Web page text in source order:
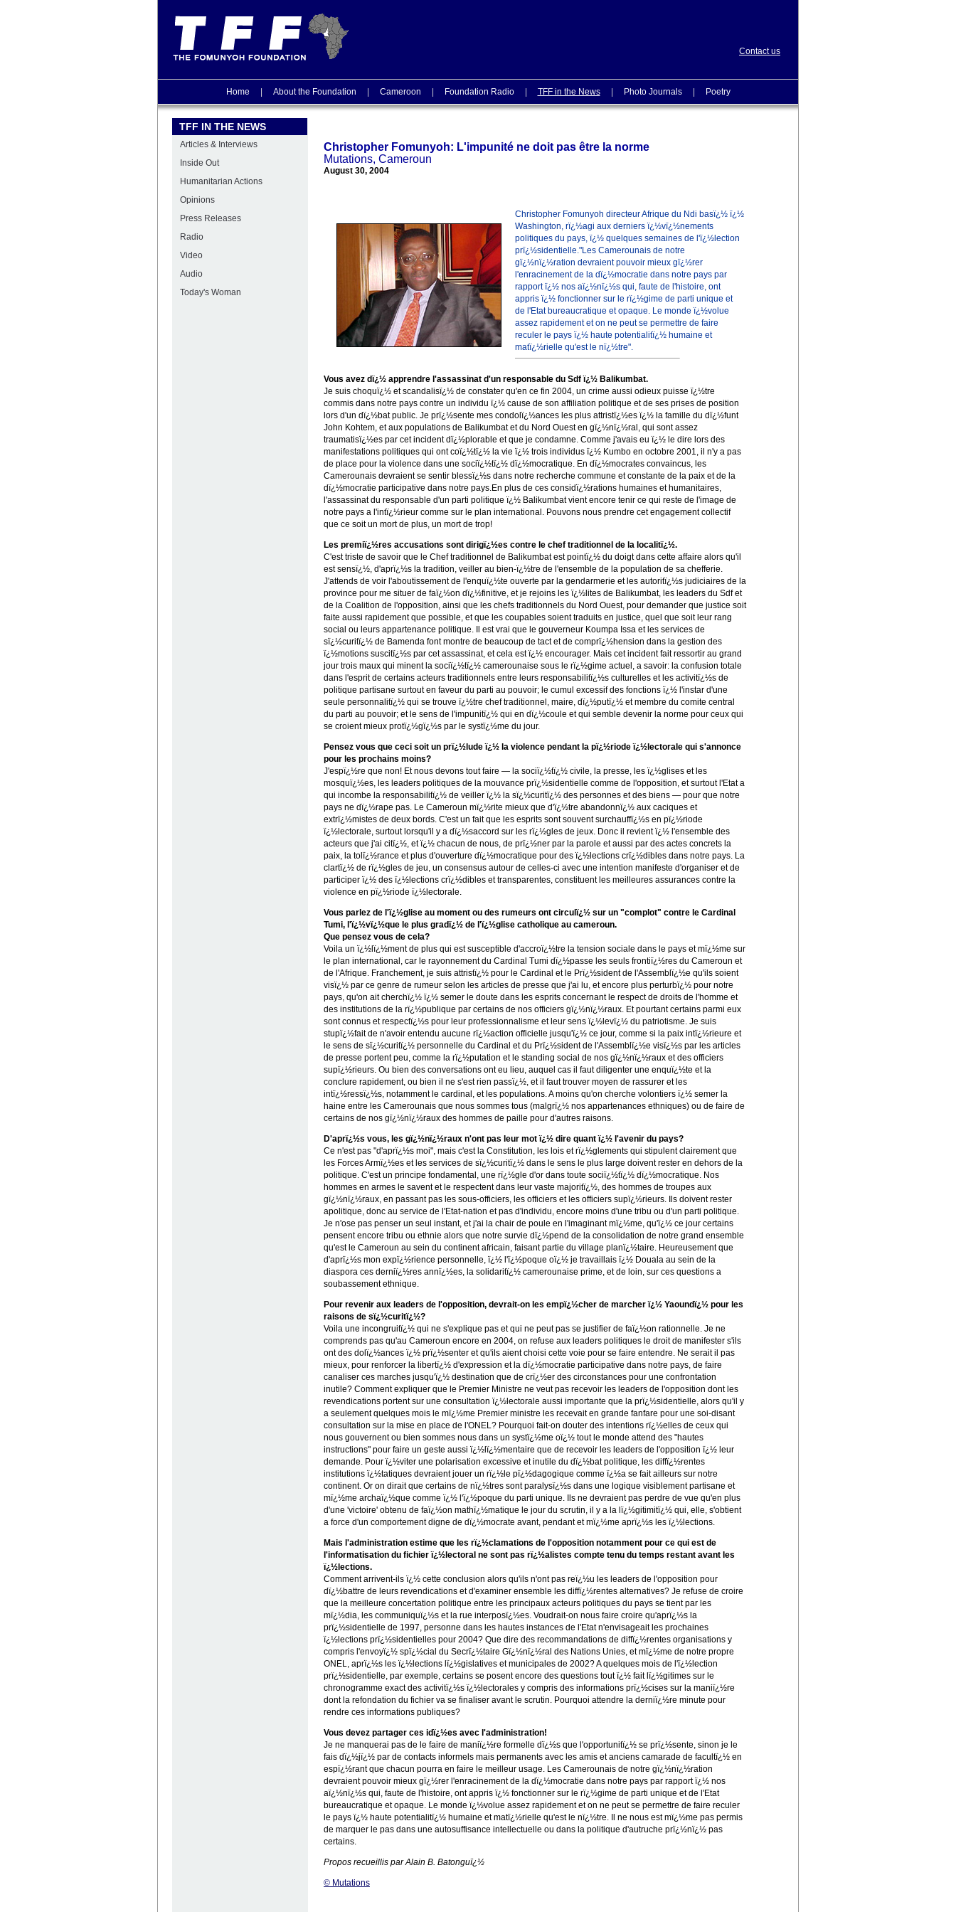
Contact us
Home About the Foundation Cameroon Foundation Radio TFF in the News Photo Journals Poetry
TFF IN THE NEWS
Articles & Interviews
Inside Out
Humanitarian Actions
Opinions
Press Releases
Radio
Video
Audio
Today's Woman
Christopher Fomunyoh: L'impunité ne doit pas être la norme
Mutations, Cameroun
August 30, 2004
Christopher Fomunyoh directeur Afrique du Ndi basï¿½ ï¿½
Washington, rï¿½agi aux derniers ï¿½vï¿½nements
politiques du pays, ï¿½ quelques semaines de l'ï¿½lection
prï¿½sidentielle."Les Camerounais de notre
gï¿½nï¿½ration devraient pouvoir mieux gï¿½rer
l'enracinement de la dï¿½mocratie dans notre pays par
rapport ï¿½ nos aï¿½nï¿½s qui, faute de l'histoire, ont
appris ï¿½ fonctionner sur le rï¿½gime de parti unique et
de l'Etat bureaucratique et opaque. Le monde ï¿½volue
assez rapidement et on ne peut se permettre de faire
reculer le pays ï¿½ haute potentialitï¿½ humaine et
matï¿½rielle qu'est le nï¿½tre".
Vous avez dï¿½ apprendre l'assassinat d'un responsable du Sdf ï¿½ Balikumbat.
Je suis choquï¿½ et scandalisï¿½ de constater qu'en ce fin 2004, un crime aussi odieux puisse ï¿½tre
commis dans notre pays contre un individu ï¿½ cause de son affiliation politique et de ses prises de position
lors d'un dï¿½bat public. Je prï¿½sente mes condolï¿½ances les plus attristï¿½es ï¿½ la famille du dï¿½funt
John Kohtem, et aux populations de Balikumbat et du Nord Ouest en gï¿½nï¿½ral, qui sont assez
traumatisï¿½es par cet incident dï¿½plorable et que je condamne. Comme j'avais eu ï¿½ le dire lors des
manifestations politiques qui ont coï¿½tï¿½ la vie ï¿½ trois individus ï¿½ Kumbo en octobre 2001, il n'y a pas
de place pour la violence dans une sociï¿½tï¿½ dï¿½mocratique. En dï¿½mocrates convaincus, les
Camerounais devraient se sentir blessï¿½s dans notre recherche commune et constante de la paix et de la
dï¿½mocratie participative dans notre pays.En plus de ces considï¿½rations humaines et humanitaires,
l'assassinat du responsable d'un parti politique ï¿½ Balikumbat vient encore tenir ce qui reste de l'image de
notre pays a l'intï¿½rieur comme sur le plan international. Pouvons nous prendre cet engagement collectif
que ce soit un mort de plus, un mort de trop!
Les premiï¿½res accusations sont dirigï¿½es contre le chef traditionnel de la localitï¿½.
C'est triste de savoir que le Chef traditionnel de Balikumbat est pointï¿½ du doigt dans cette affaire alors qu'il
est sensï¿½, d'aprï¿½s la tradition, veiller au bien-ï¿½tre de l'ensemble de la population de sa chefferie.
J'attends de voir l'aboutissement de l'enquï¿½te ouverte par la gendarmerie et les autoritï¿½s judiciaires de la
province pour me situer de faï¿½on dï¿½finitive, et je rejoins les ï¿½lites de Balikumbat, les leaders du Sdf et
de la Coalition de l'opposition, ainsi que les chefs traditionnels du Nord Ouest, pour demander que justice soit
faite aussi rapidement que possible, et que les coupables soient traduits en justice, quel que soit leur rang
social ou leurs appartenance politique. Il est vrai que le gouverneur Koumpa Issa et les services de
sï¿½curitï¿½ de Bamenda font montre de beaucoup de tact et de comprï¿½hension dans la gestion des
ï¿½motions suscitï¿½s par cet assassinat, et cela est ï¿½ encourager. Mais cet incident fait ressortir au grand
jour trois maux qui minent la sociï¿½tï¿½ camerounaise sous le rï¿½gime actuel, a savoir: la confusion totale
dans l'esprit de certains acteurs traditionnels entre leurs responsabilitï¿½s culturelles et les activitï¿½s de
politique partisane surtout en faveur du parti au pouvoir; le cumul excessif des fonctions ï¿½ l'instar d'une
seule personnalitï¿½ qui se trouve ï¿½tre chef traditionnel, maire, dï¿½putï¿½ et membre du comite central
du parti au pouvoir; et le sens de l'impunitï¿½ qui en dï¿½coule et qui semble devenir la norme pour ceux qui
se croient mieux protï¿½gï¿½s par le systï¿½me du jour.
Pensez vous que ceci soit un prï¿½lude ï¿½ la violence pendant la pï¿½riode ï¿½lectorale qui s'annonce
pour les prochains moins?
J'espï¿½re que non! Et nous devons tout faire — la sociï¿½tï¿½ civile, la presse, les ï¿½glises et les
mosquï¿½es, les leaders politiques de la mouvance prï¿½sidentielle comme de l'opposition, et surtout l'Etat a
qui incombe la responsabilitï¿½ de veiller ï¿½ la sï¿½curitï¿½ des personnes et des biens — pour que notre
pays ne dï¿½rape pas. Le Cameroun mï¿½rite mieux que d'ï¿½tre abandonnï¿½ aux caciques et
extrï¿½mistes de deux bords. C'est un fait que les esprits sont souvent surchauffï¿½s en pï¿½riode
ï¿½lectorale, surtout lorsqu'il y a dï¿½saccord sur les rï¿½gles de jeux. Donc il revient ï¿½ l'ensemble des
acteurs que j'ai citï¿½, et ï¿½ chacun de nous, de prï¿½ner par la parole et aussi par des actes concrets la
paix, la tolï¿½rance et plus d'ouverture dï¿½mocratique pour des ï¿½lections crï¿½dibles dans notre pays. La
clartï¿½ de rï¿½gles de jeu, un consensus autour de celles-ci avec une intention manifeste d'organiser et de
participer ï¿½ des ï¿½lections crï¿½dibles et transparentes, constituent les meilleures assurances contre la
violence en pï¿½riode ï¿½lectorale.
Vous parlez de l'ï¿½glise au moment ou des rumeurs ont circulï¿½ sur un "complot" contre le Cardinal
Tumi, l'ï¿½vï¿½que le plus gradï¿½ de l'ï¿½glise catholique au cameroun.
Que pensez vous de cela?
Voila un ï¿½lï¿½ment de plus qui est susceptible d'accroï¿½tre la tension sociale dans le pays et mï¿½me sur
le plan international, car le rayonnement du Cardinal Tumi dï¿½passe les seuls frontiï¿½res du Cameroun et
de l'Afrique. Franchement, je suis attristï¿½ pour le Cardinal et le Prï¿½sident de l'Assemblï¿½e qu'ils soient
visï¿½ par ce genre de rumeur selon les articles de presse que j'ai lu, et encore plus perturbï¿½ pour notre
pays, qu'on ait cherchï¿½ ï¿½ semer le doute dans les esprits concernant le respect de droits de l'homme et
des institutions de la rï¿½publique par certains de nos officiers gï¿½nï¿½raux. Et pourtant certains parmi eux
sont connus et respectï¿½s pour leur professionnalisme et leur sens ï¿½levï¿½ du patriotisme. Je suis
stupï¿½fait de n'avoir entendu aucune rï¿½action officielle jusqu'ï¿½ ce jour, comme si la paix intï¿½rieure et
le sens de sï¿½curitï¿½ personnelle du Cardinal et du Prï¿½sident de l'Assemblï¿½e visï¿½s par les articles
de presse portent peu, comme la rï¿½putation et le standing social de nos gï¿½nï¿½raux et des officiers
supï¿½rieurs. Ou bien des conversations ont eu lieu, auquel cas il faut diligenter une enquï¿½te et la
conclure rapidement, ou bien il ne s'est rien passï¿½, et il faut trouver moyen de rassurer et les
intï¿½ressï¿½s, notamment le cardinal, et les populations. A moins qu'on cherche volontiers ï¿½ semer la
haine entre les Camerounais que nous sommes tous (malgrï¿½ nos appartenances ethniques) ou de faire de
certains de nos gï¿½nï¿½raux des hommes de paille pour d'autres raisons.
D'aprï¿½s vous, les gï¿½nï¿½raux n'ont pas leur mot ï¿½ dire quant ï¿½ l'avenir du pays?
Ce n'est pas "d'aprï¿½s moi", mais c'est la Constitution, les lois et rï¿½glements qui stipulent clairement que
les Forces Armï¿½es et les services de sï¿½curitï¿½ dans le sens le plus large doivent rester en dehors de la
politique. C'est un principe fondamental, une rï¿½gle d'or dans toute sociï¿½tï¿½ dï¿½mocratique. Nos
hommes en armes le savent et le respectent dans leur vaste majoritï¿½, des hommes de troupes aux
gï¿½nï¿½raux, en passant pas les sous-officiers, les officiers et les officiers supï¿½rieurs. Ils doivent rester
apolitique, donc au service de l'Etat-nation et pas d'individu, encore moins d'une tribu ou d'un parti politique.
Je n'ose pas penser un seul instant, et j'ai la chair de poule en l'imaginant mï¿½me, qu'ï¿½ ce jour certains
pensent encore tribu ou ethnie alors que notre survie dï¿½pend de la consolidation de notre grand ensemble
qu'est le Cameroun au sein du continent africain, faisant partie du village planï¿½taire. Heureusement que
d'aprï¿½s mon expï¿½rience personnelle, ï¿½ l'ï¿½poque oï¿½ je travaillais ï¿½ Douala au sein de la
diaspora ces derniï¿½res annï¿½es, la solidaritï¿½ camerounaise prime, et de loin, sur ces questions a
soubassement ethnique.
Pour revenir aux leaders de l'opposition, devrait-on les empï¿½cher de marcher ï¿½ Yaoundï¿½ pour les
raisons de sï¿½curitï¿½?
Voila une incongruitï¿½ qui ne s'explique pas et qui ne peut pas se justifier de faï¿½on rationnelle. Je ne
comprends pas qu'au Cameroun encore en 2004, on refuse aux leaders politiques le droit de manifester s'ils
ont des dolï¿½ances ï¿½ prï¿½senter et qu'ils aient choisi cette voie pour se faire entendre. Ne serait il pas
mieux, pour renforcer la libertï¿½ d'expression et la dï¿½mocratie participative dans notre pays, de faire
canaliser ces marches jusqu'ï¿½ destination que de crï¿½er des circonstances pour une confrontation
inutile? Comment expliquer que le Premier Ministre ne veut pas recevoir les leaders de l'opposition dont les
revendications portent sur une consultation ï¿½lectorale aussi importante que la prï¿½sidentielle, alors qu'il y
a seulement quelques mois le mï¿½me Premier ministre les recevait en grande fanfare pour une soi-disant
consultation sur la mise en place de l'ONEL? Pourquoi fait-on douter des intentions rï¿½elles de ceux qui
nous gouvernent ou bien sommes nous dans un systï¿½me oï¿½ tout le monde attend des "hautes
instructions" pour faire un geste aussi ï¿½lï¿½mentaire que de recevoir les leaders de l'opposition ï¿½ leur
demande. Pour ï¿½viter une polarisation excessive et inutile du dï¿½bat politique, les diffï¿½rentes
institutions ï¿½tatiques devraient jouer un rï¿½le pï¿½dagogique comme ï¿½a se fait ailleurs sur notre
continent. Or on dirait que certains de nï¿½tres sont paralysï¿½s dans une logique visiblement partisane et
mï¿½me archaï¿½que comme ï¿½ l'ï¿½poque du parti unique. Ils ne devraient pas perdre de vue qu'en plus
d'une 'victoire' obtenu de faï¿½on mathï¿½matique le jour du scrutin, il y a la lï¿½gitimitï¿½ qui, elle, s'obtient
a force d'un comportement digne de dï¿½mocrate avant, pendant et mï¿½me aprï¿½s les ï¿½lections.
Mais l'administration estime que les rï¿½clamations de l'opposition notamment pour ce qui est de
l'informatisation du fichier ï¿½lectoral ne sont pas rï¿½alistes compte tenu du temps restant avant les
ï¿½lections.
Comment arrivent-ils ï¿½ cette conclusion alors qu'ils n'ont pas reï¿½u les leaders de l'opposition pour
dï¿½battre de leurs revendications et d'examiner ensemble les diffï¿½rentes alternatives? Je refuse de croire
que la meilleure concertation politique entre les principaux acteurs politiques du pays se tient par les
mï¿½dia, les communiquï¿½s et la rue interposï¿½es. Voudrait-on nous faire croire qu'aprï¿½s la
prï¿½sidentielle de 1997, personne dans les hautes instances de l'Etat n'envisageait les prochaines
ï¿½lections prï¿½sidentielles pour 2004? Que dire des recommandations de diffï¿½rentes organisations y
compris l'envoyï¿½ spï¿½cial du Secrï¿½taire Gï¿½nï¿½ral des Nations Unies, et mï¿½me de notre propre
ONEL, aprï¿½s les ï¿½lections lï¿½gislatives et municipales de 2002? A quelques mois de l'ï¿½lection
prï¿½sidentielle, par exemple, certains se posent encore des questions tout ï¿½ fait lï¿½gitimes sur le
chronogramme exact des activitï¿½s ï¿½lectorales y compris des informations prï¿½cises sur la maniï¿½re
dont la refondation du fichier va se finaliser avant le scrutin. Pourquoi attendre la derniï¿½re minute pour
rendre ces informations publiques?
Vous devez partager ces idï¿½es avec l'administration!
Je ne manquerai pas de le faire de maniï¿½re formelle dï¿½s que l'opportunitï¿½ se prï¿½sente, sinon je le
fais dï¿½jï¿½ par de contacts informels mais permanents avec les amis et anciens camarade de facultï¿½ en
espï¿½rant que chacun pourra en faire le meilleur usage. Les Camerounais de notre gï¿½nï¿½ration
devraient pouvoir mieux gï¿½rer l'enracinement de la dï¿½mocratie dans notre pays par rapport ï¿½ nos
aï¿½nï¿½s qui, faute de l'histoire, ont appris ï¿½ fonctionner sur le rï¿½gime de parti unique et de l'Etat
bureaucratique et opaque. Le monde ï¿½volue assez rapidement et on ne peut se permettre de faire reculer
le pays ï¿½ haute potentialitï¿½ humaine et matï¿½rielle qu'est le nï¿½tre. Il ne nous est mï¿½me pas permis
de marquer le pas dans une autosuffisance intellectuelle ou dans la politique d'autruche prï¿½nï¿½ pas
certains.
Propos recueillis par Alain B. Batonguï¿½
© Mutations